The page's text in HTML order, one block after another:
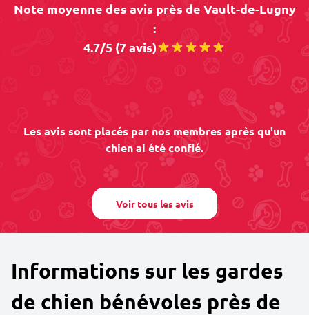
Note moyenne des avis près de Vault-de-Lugny
:
4.7/5 (7 avis)
Les avis sont placés par nos membres après qu'un
chien ai été confié.
Voir tous les avis
Informations sur les gardes
de chien bénévoles près de